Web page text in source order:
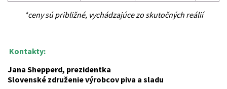
*ceny sú približné, vychádzajúce zo skutočných reálií
Kontakty:
Jana Shepperd, prezidentka
Slovenské združenie výrobcov piva a sladu